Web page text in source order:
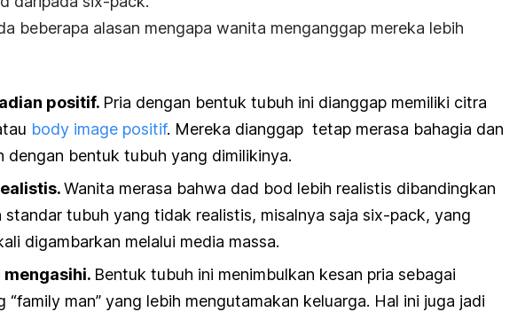
beberapa alasan mengapa wanita menganggap mereka lebih
positif. Pria dengan bentuk tubuh ini dianggap memiliki citra
body image positif. Mereka dianggap tetap merasa bahagia dan
dengan bentuk tubuh yang dimilikinya.
Wanita merasa bahwa dad bod lebih realistis dibandingkan
standar tubuh yang tidak realistis, misalnya saja six-pack, yang
digambarkan melalui media massa.
mengasihi. Bentuk tubuh ini menimbulkan kesan pria sebagai
“family man” yang lebih mengutamakan keluarga. Hal ini juga jadi